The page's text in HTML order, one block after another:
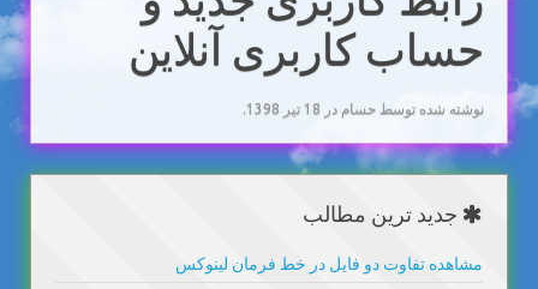
حساب کاربری آنلاین
نوشته شده توسط حسام در 18 تیر 1398 .
جدید ترین مطالب
مشاهده تفاوت دو فایل در خط فرمان لینوکس